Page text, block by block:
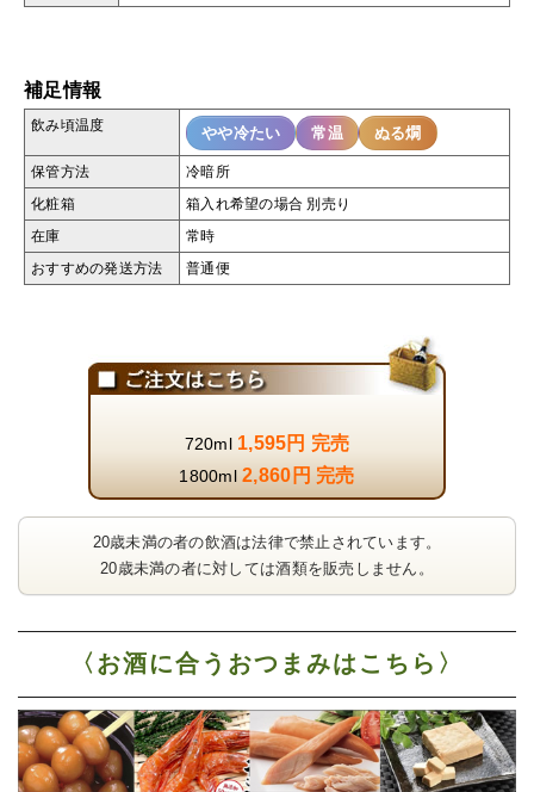
補足情報
飲み頃温度 やや冷たい 常温 ぬる燗
保管方法 冷暗所
化粧箱 箱入れ希望の場合 別売り
在庫 常時
おすすめの発送方法 普通便
720ml 1,595円 完売
1800ml2,860円 完売
20歳未満の者の飲酒は法律で禁止されています。
20歳未満の者に対しては酒類を販売しません。
〈お酒に合うおつまみはこちら〉